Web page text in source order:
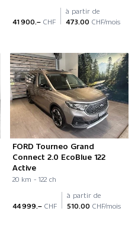
41 900.– CHF
à partir de
473.00 CHF/mois
FORD Tourneo Grand
Connect 2.0 EcoBlue 122
Active
20 km - 122 ch
44 999.– CHF
à partir de
510.00 CHF/mois